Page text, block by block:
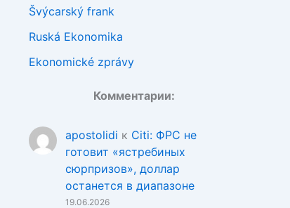
Švýcarský frank
Ruská Ekonomika
Ekonomické zprávy
Комментарии:
apostolidi к Citi: ФРС не
готовит «ястребиных
сюрпризов», доллар
останется в диапазоне
19.06.2026